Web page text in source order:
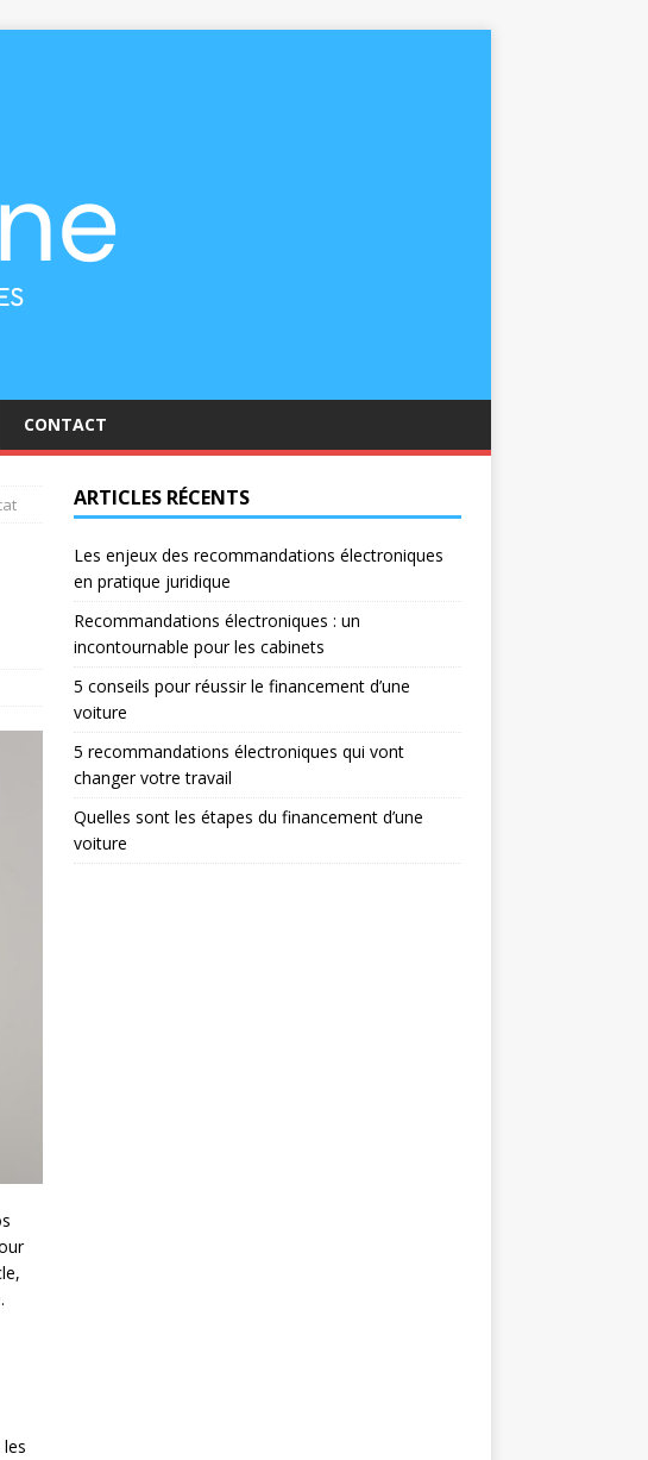
CONTACT
ARTICLES RÉCENTS
Les enjeux des recommandations électroniques
en pratique juridique
Recommandations électroniques : un
incontournable pour les cabinets
5 conseils pour réussir le financement d’une
voiture
5 recommandations électroniques qui vont
changer votre travail
Quelles sont les étapes du financement d’une
voiture